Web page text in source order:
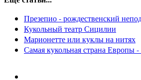
Презепио - рождественский
Кукольный театр Сицилии
Марионетте или куклы на нитях
Самая кукольная страна Европы